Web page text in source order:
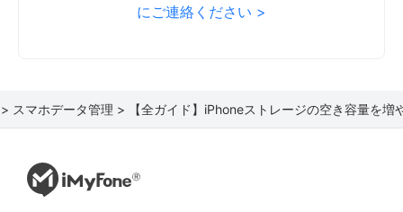
にご連絡ください >
スマホデータ管理 > 【全ガイド】iPhoneストレージの空き容量を増